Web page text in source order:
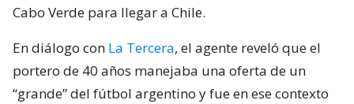
Cabo Verde para llegar a Chile.
En diálogo con La Tercera, el agente reveló que el
portero de 40 años manejaba una oferta de un
“grande” del fútbol argentino y fue en ese contexto